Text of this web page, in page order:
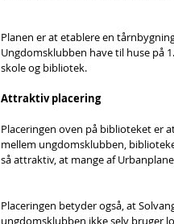
Planen er at etablere en
Ungdomsklubben have til huse på
skole og bibliotek.
Attraktiv placering
Placeringen oven på biblioteket er
mellem ungdomsklubben,
så attraktiv, at mange af
Placeringen betyder også, at
ungdomsklubben ikke selv bruger